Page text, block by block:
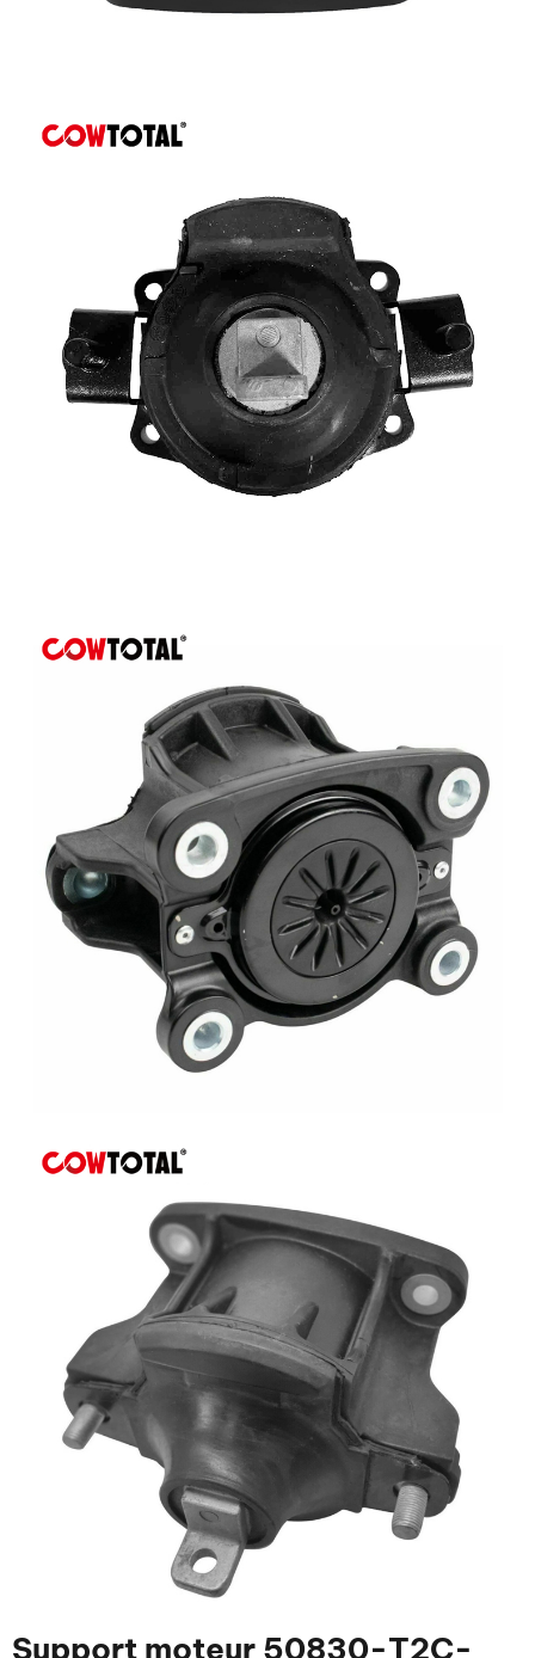
Support moteur 50830-T2C-